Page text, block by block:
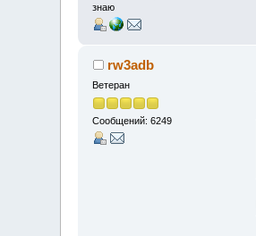
знаю
rw3adb
Ветеран
Сообщений: 6249